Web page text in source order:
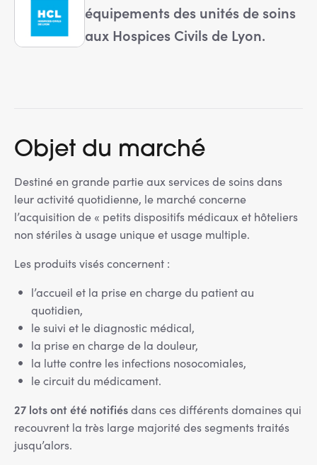
équipements des unités de soins
aux Hospices Civils de Lyon.
Objet du marché
Destiné en grande partie aux services de soins dans
leur activité quotidienne, le marché concerne
l’acquisition de « petits dispositifs médicaux et hôteliers
non stériles à usage unique et usage multiple.
Les produits visés concernent :
l’accueil et la prise en charge du patient au
quotidien,
le suivi et le diagnostic médical,
la prise en charge de la douleur,
la lutte contre les infections nosocomiales,
le circuit du médicament.
27 lots ont été notifiésdans ces différents domaines qui
recouvrent la très large majorité des segments traités
jusqu’alors.